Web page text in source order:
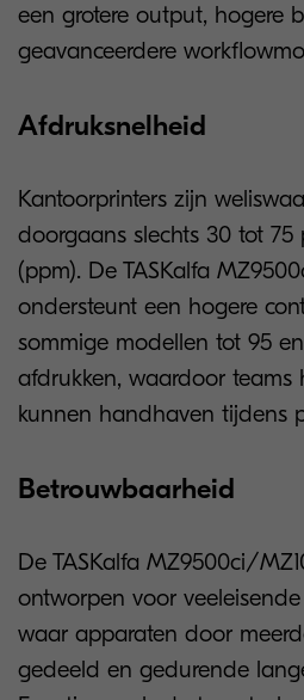
een grotere output, hogere
geavanceerdere
Afdruksnelheid
Kantoorprinters zijn
doorgaans slechts 30 tot
(ppm). De TASKalfa
ondersteunt een hogere
sommige modellen tot 95
afdrukken, waardoor teams
kunnen handhaven tijdens
Betrouwbaarheid
De TASKalfa MZ9500ci/
ontworpen voor
waar apparaten door
gedeeld en gedurende